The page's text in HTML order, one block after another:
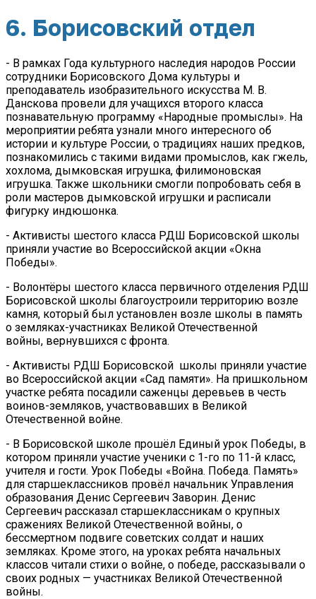
6. Борисовский отдел
- В рамках Года культурного наследия народов России
сотрудники Борисовского Дома культуры и
преподаватель изобразительного искусства М. В.
Данскова провели для учащихся второго класса
познавательную программу «Народные промыслы». На
мероприятии ребята узнали много интересного об
истории и культуре России, о традициях наших предков,
познакомились с такими видами промыслов, как гжель,
хохлома, дымковская игрушка, филимоновская
игрушка. Также школьники смогли попробовать себя в
роли мастеров дымковской игрушки и расписали
фигурку индюшонка.
- Активисты шестого класса РДШ Борисовской школы
приняли участие во Всероссийской акции «Окна
Победы».
- Волонтёры шестого класса первичного отделения РДШ
Борисовской школы благоустроили территорию возле
камня, который был установлен возле школы в память
о земляках-участниках Великой Отечественной
войны, вернувшихся с фронта.
- Активисты РДШ Борисовской школы приняли участие
во Всероссийской акции «Сад памяти». На пришкольном
участке ребята посадили саженцы деревьев в честь
воинов-земляков, участвовавших в Великой
Отечественной войне.
- В Борисовской школе прошёл Единый урок Победы, в
котором приняли участие ученики с 1-го по 11-й класс,
учителя и гости. Урок Победы «Война. Победа. Память»
для старшеклассников провёл начальник Управления
образования Денис Сергеевич Заворин. Денис
Сергеевич рассказал старшеклассникам о крупных
сражениях Великой Отечественной войны, о
бессмертном подвиге советских солдат и наших
земляках. Кроме этого, на уроках ребята начальных
классов читали стихи о войне, о победе, рассказывали о
своих родных — участниках Великой Отечественной
войны.